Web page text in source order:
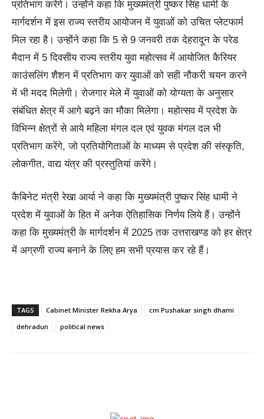
प्रतिभाग करेंगे। उन्होंने कहा कि मुख्यमंत्री पुष्कर सिंह धामी के
मार्गदर्शन में इस राज्य स्तरीय आयोजन में युवाओं को उचित प्लेटफार्म
मिल रहा है। उन्होंने कहा कि 5 से 9 जनवरी तक देहरादून के परेड
मैदान में 5 दिवसीय राज्य स्तरीय युवा महोत्सव में आयोजित कैरियर
काउंसलिंग शैशन में प्रतिभाग कर युवाओं को सही नौकरी चयन करने
में भी मदद मिलेगी। रोजगार मेले में युवाओं को योग्यता के अनुसार
संबंधित क्षेत्र में आगे बढ़ने का मौका मिलेगा। महोत्सव में प्रदेश के
विभिन्न क्षेत्रों से आये महिला मंगल दल एवं युवक मंगल दल भी
प्रतिभाग करेंगे, जो प्रतियोगिताओं के माध्यम से प्रदेश की संस्कृति,
लोकगीत, वाद्य यंत्र की प्रस्तुतियां करेंगे।
कैबिनेट मंत्री रेखा आर्या ने कहा कि मुख्यमंत्री पुष्कर सिंह धामी ने
प्रदेश में युवाओं के हित में अनेक ऐतिहासिक निर्णय लिये हैं। उन्होंने
कहा कि मुख्यमंत्री के मार्गदर्शन में 2025 तक उत्तराखण्ड को हर क्षेत्र
में अग्रणी राज्य बनाने के लिए हम सभी प्रयास कर रहे हैं।
TAGS Cabinet Minister Rekha Arya
cm Pushakar singh dhami
dehradun
political news